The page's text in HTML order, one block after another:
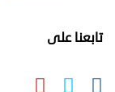
تابعنا على